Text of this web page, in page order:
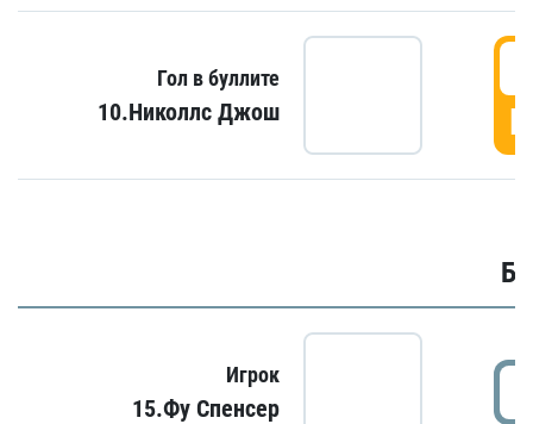
Гол в буллите
10.Николлс Джош
Игрок
15.Фу Спенсер